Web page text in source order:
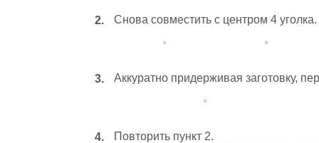
Снова совместить с центром 4 уголка.
Аккуратно придерживая заготовку,
Повторить пункт 2.